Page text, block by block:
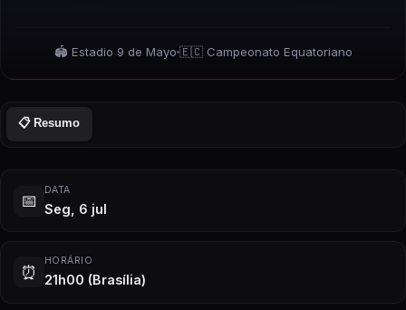
🏟️ Estadio 9 de Mayo 🇪🇨 Campeonato Equatoriano
📋 Resumo
📅
DATA
Seg, 6 jul
⏰
HORÁRIO
21h00 (Brasília)